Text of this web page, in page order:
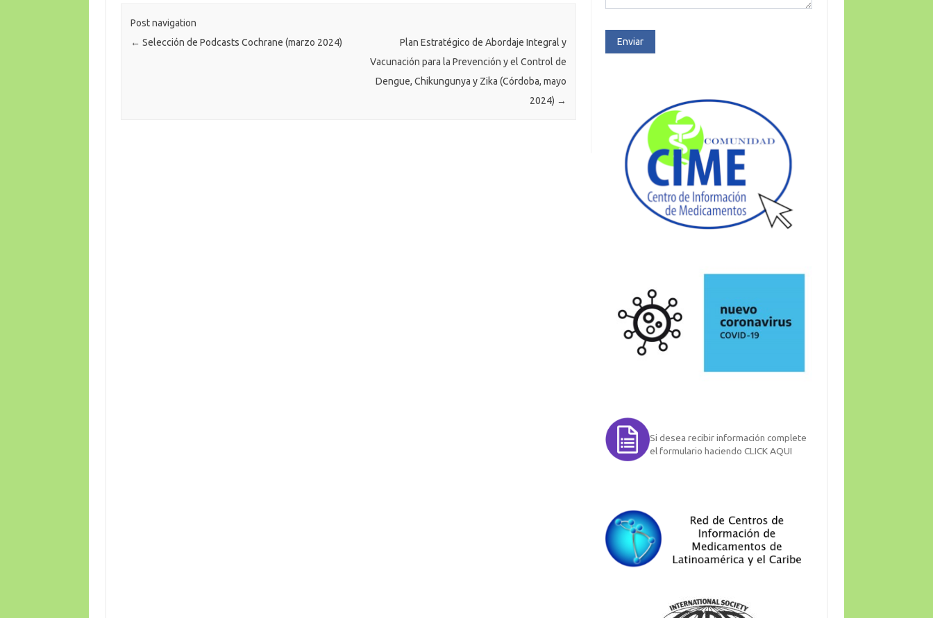
Post navigation
← Selección de Podcasts Cochrane (marzo 2024)
Plan Estratégico de Abordaje Integral y
Vacunación para la Prevención y el Control de
Dengue, Chikungunya y Zika (Córdoba, mayo
2024) →
Enviar
Si desea recibir información complete
el formulario haciendo CLICK AQUI